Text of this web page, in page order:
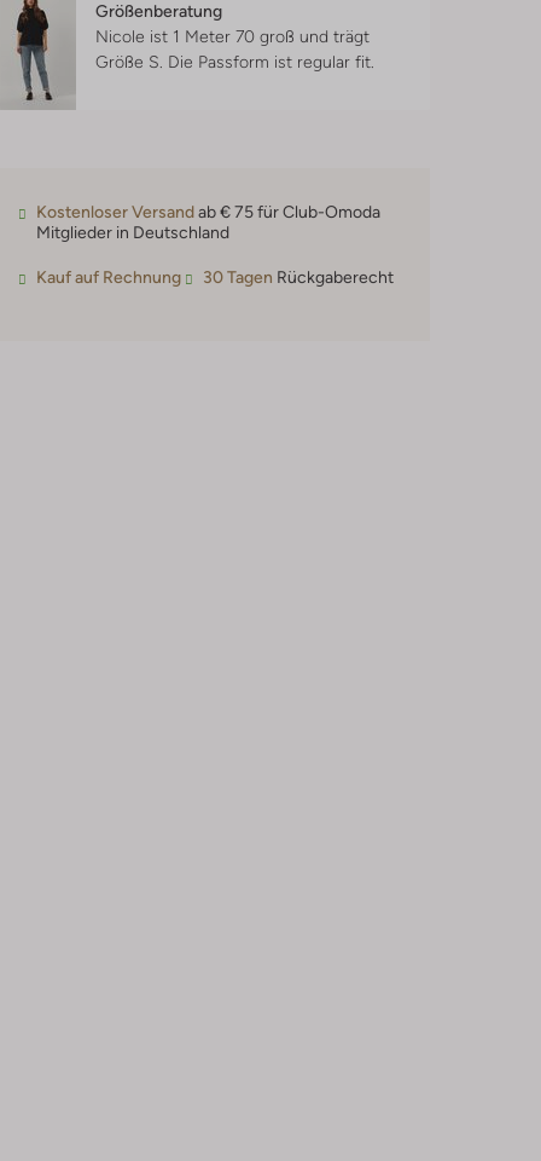
Größenberatung
Nicole ist 1 Meter 70 groß und trägt
Größe S. Die Passform ist regular fit
Kostenloser Versandab € 75 für Club-Omoda
Mitglieder in Deutschland
Kauf auf Rechnung 30 Tagen Rückgaberecht